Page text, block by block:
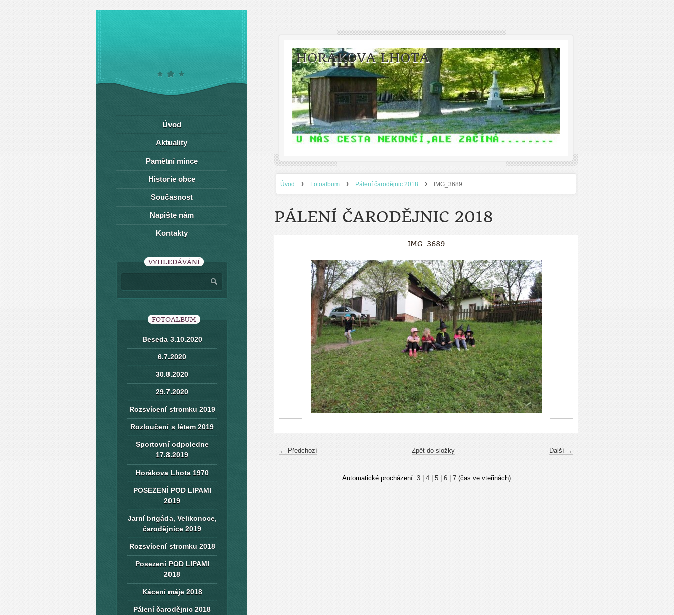
HORÁKOVA LHOTA
Úvod › Fotoalbum › Pálení čarodějnic 2018 › IMG_3689
PÁLENÍ ČARODĚJNIC 2018
IMG_3689
← Předchozí Další →
Zpět do složky
Automatické procházení: 3| 4| 5| 6| 7(čas ve vteřinách)
Úvod
Aktuality
Pamětní mince
Historie obce
Současnost
Napište nám
Kontakty
VYHLEDÁVÁNÍ
FOTOALBUM
Beseda 3.10.2020
6.7.2020
30.8.2020
29.7.2020
Rozsvícení stromku 2019
Rozloučení s létem 2019
Sportovní odpoledne
17.8.2019
Horákova Lhota 1970
POSEZENÍ POD LIPAMI
2019
Jarní brigáda, Velikonoce,
čarodějnice 2019
Rozsvícení stromku 2018
Posezení POD LIPAMI
2018
Kácení máje 2018
Pálení čarodějnic 2018